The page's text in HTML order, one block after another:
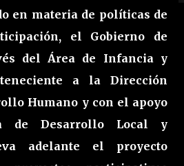
en materia de políticas de
el Gobierno de
del Área de Infancia y
a la Dirección
Humano y con el apoyo
de Desarrollo Local y
adelante el proyecto